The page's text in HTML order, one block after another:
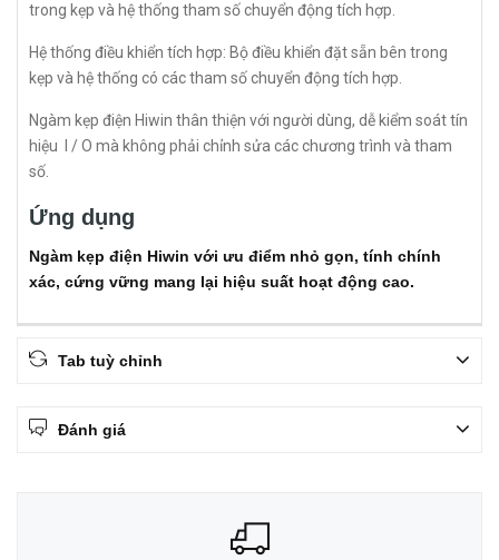
trong kẹp và hệ thống tham số chuyển động tích hợp.
Hệ thống điều khiển tích hợp: Bộ điều khiển đặt sẵn bên trong
kẹp và hệ thống có các tham số chuyển động tích hợp.
Ngàm kẹp điện Hiwin thân thiện với người dùng, dễ kiểm soát tín
hiệu I / O mà không phải chỉnh sửa các chương trình và tham
số.
Ứng dụng
Ngàm kẹp điện Hiwin với ưu điểm nhỏ gọn, tính chính
xác, cứng vững mang lại hiệu suất hoạt động cao.
Tab tuỳ chỉnh
Đánh giá